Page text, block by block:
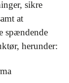
sikre
at
spændende
herunder: